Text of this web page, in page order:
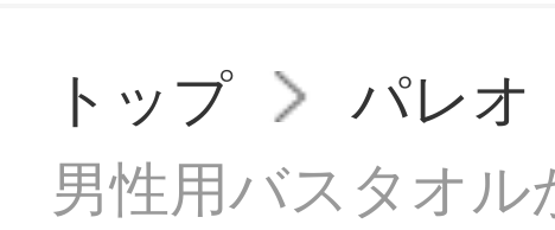
トップ
パレオ
男性用バスタオ